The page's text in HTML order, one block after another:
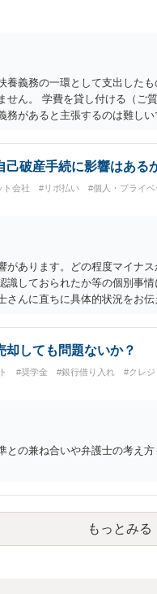
養義務の一環として支出した
せん。 学費を貸し付ける（ご
があると主張するのは難しい
破産手続に影響はある
ト会社 #リボ払い #個人・プライベ
があります。どの程度マイナ
識しておられたか等の個別事
さんに直ちに具体的状況をお
却しても問題ないか？
#奨学金 #銀行借り入れ #クレジ
との兼ね合いや弁護士の考え
もっとみる